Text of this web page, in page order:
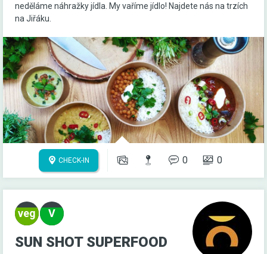
neděláme náhražky jídla. My vaříme jídlo! Najdete nás na trzích
na Jiřáku.
CHECK-IN 0 0
SUN SHOT SUPERFOOD